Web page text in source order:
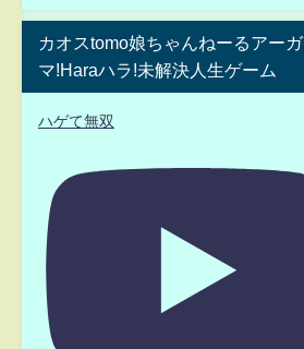
カオスtomo娘ちゃんねーるアーガ
マ!Haraハラ!未解決人生ゲーム
ハゲて無双